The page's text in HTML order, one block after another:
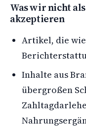
Was wir nicht
akzeptieren
Artikel, die
Inhalte aus
übergroßen